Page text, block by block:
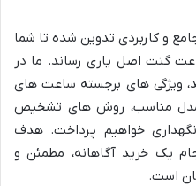
و کاربردی تدوین شده تا شما
گنت اصل یاری رساند. ما در
ویژگی های برجسته ساعت های
مدل مناسب، روش های تشخیص
خواهیم پرداخت. هدف
یک خرید آگاهانه، مطمئن و
است.